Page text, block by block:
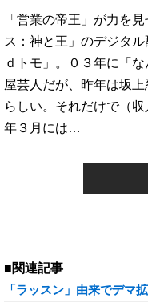
「営業の帝王」が力を
ス：神と王」のデジタ
ｄトモ」。０３年に「
屋芸人だが、昨年は坂
らしい。それだけで（
年３月には…
■関連記事
「ラッスン」由来でデマ